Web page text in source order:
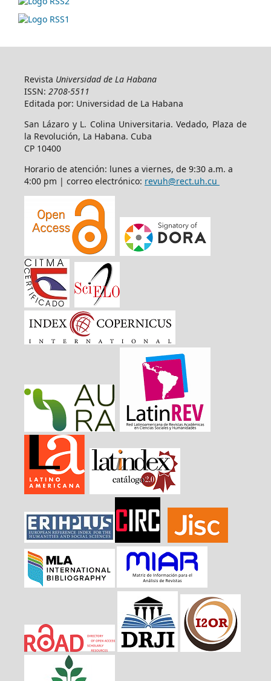
Revista Universidad de La Habana
ISSN: 2708-5511
Editada por: Universidad de La Habana
San Lázaro y L. Colina Universitaria. Vedado, Plaza de
la Revolución, La Habana. Cuba
CP 10400
Horario de atención: lunes a viernes, de 9:30 a.m. a
4:00 pm | correo electrónico: revuh@rect.uh.cu